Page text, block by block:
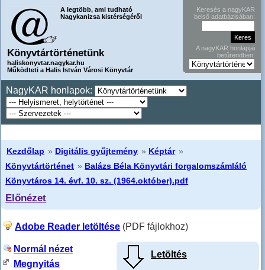
A legtöbb, ami tudható
Nagykanizsa kistérségéről
Könyvtártörténetünk
haliskonyvtar.nagykar.hu
Működteti a Halis István Városi Könyvtár
Keresés a nagyKAR
belső adatbázisában:
A nagyKAR honlapjai
betűrendben:
NagyKAR honlapok:
Kezdőlap » Digitális gyűjtemény » Képtár »
Könyvtártörténet » Balázs Béla Könyvtári forgalomszámláló
Könyvtáros 14. évf. 10. sz. (1964.október).pdf
Előnézet
Adobe Reader letöltése (PDF fájlokhoz)
Letöltés
Normál nézet
Megnyitás